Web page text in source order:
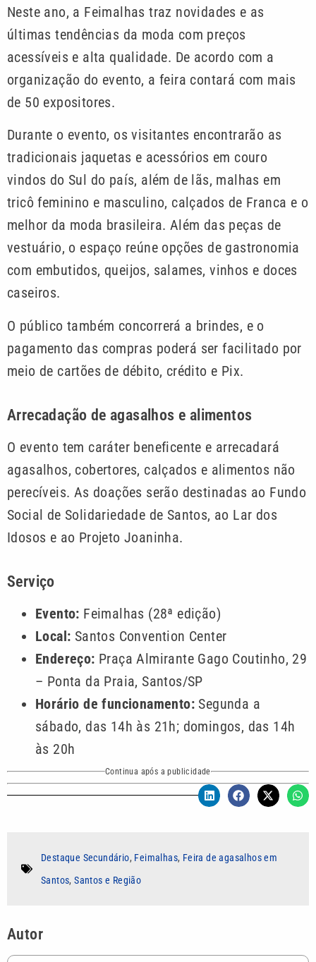
Neste ano, a Feimalhas traz novidades e as
últimas tendências da moda com preços
acessíveis e alta qualidade. De acordo com a
organização do evento, a feira contará com mais
de 50 expositores.
Durante o evento, os visitantes encontrarão as
tradicionais jaquetas e acessórios em couro
vindos do Sul do país, além de lãs, malhas em
tricô feminino e masculino, calçados de Franca e o
melhor da moda brasileira. Além das peças de
vestuário, o espaço reúne opções de gastronomia
com embutidos, queijos, salames, vinhos e doces
caseiros.
O público também concorrerá a brindes, e o
pagamento das compras poderá ser facilitado por
meio de cartões de débito, crédito e Pix.
Arrecadação de agasalhos e alimentos
O evento tem caráter beneficente e arrecadará
agasalhos, cobertores, calçados e alimentos não
perecíveis. As doações serão destinadas ao Fundo
Social de Solidariedade de Santos, ao Lar dos
Idosos e ao Projeto Joaninha.
Serviço
Evento: Feimalhas (28ª edição)
Local: Santos Convention Center
Endereço: Praça Almirante Gago Coutinho, 29
– Ponta da Praia, Santos/SP
Horário de funcionamento: Segunda a
sábado, das 14h às 21h; domingos, das 14h
às 20h
Continua após a publicidade
Destaque Secundário, Feimalhas, Feira de agasalhos em
Santos,Santos e Região
Autor